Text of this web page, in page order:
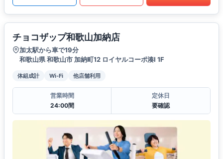
チョコザップ和歌山加納店
加太駅から車で19分
和歌山県 和歌山市 加納町12 ロイヤルコーポ湊I 1F
体組成計 Wi-Fi 他店舗利用
営業時間
24:00間
定休日
要確認